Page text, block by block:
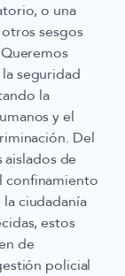
o una
sesgos
seguridad
la
y el
Del
de
confinamiento
ciudadanía
estos
de
policial